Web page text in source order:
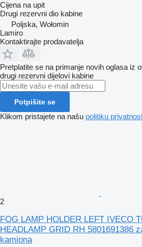
Cijena na upit
Drugi rezervni dio kabine
Poljska, Wołomin
Lamiro
Kontaktirajte prodavatelja
Pretplatite se na primanje novih oglasa iz
drugi rezervni dijelovi kabine
Potpišite se
Klikom pristajete na našu politiku
2
FOG LAMP HOLDER LEFT IVECO
HEADLAMP GRID RH 5801691386
kamiona